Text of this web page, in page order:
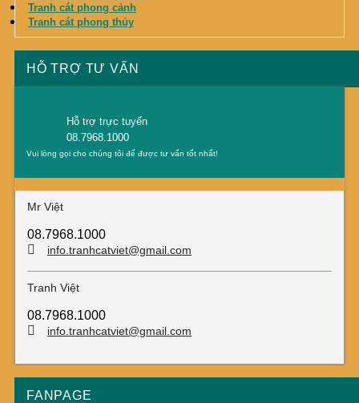
Tranh cát phong cảnh
Tranh cát phong thủy
HỖ TRỢ TƯ VẤN
Hỗ trợ trực tuyến
08.7968.1000
Vui lòng gọi cho chúng tôi để được tư vấn tốt nhất!
Mr Việt
08.7968.1000
info.tranhcatviet@gmail.com
Tranh Việt
08.7968.1000
info.tranhcatviet@gmail.com
FANPAGE